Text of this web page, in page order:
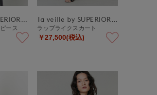
la veille by SUPERIOR CLOSET
ース
la veille by SUPERIOR CLOSET
ラップライクスカート
￥27,500(税込)